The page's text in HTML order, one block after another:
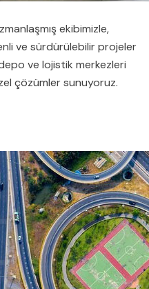
ekibimizle,
ve sürdürülebilir projeler
ve lojistik merkezleri
çözümler sunuyoruz.